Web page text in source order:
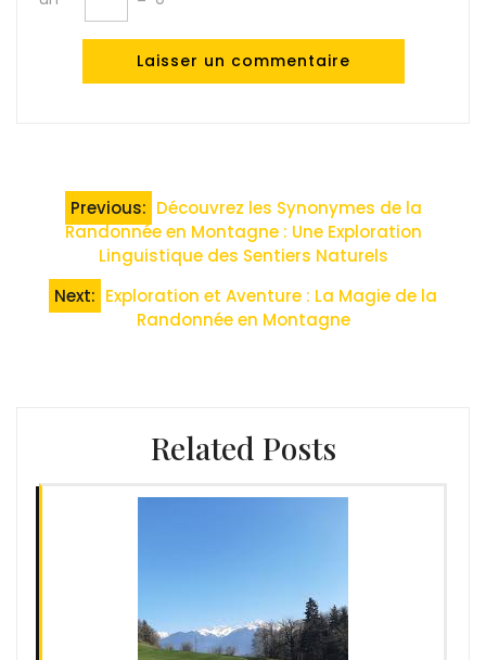
Navigation
l’article
Previous: Découvrez les Synonymes de la
Randonnée en Montagne : Une Exploration
Linguistique des Sentiers Naturels
Next: Exploration et Aventure : La Magie de la
Randonnée en Montagne
Related Posts